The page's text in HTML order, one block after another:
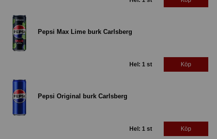
Pepsi Max Lime burk Carlsberg
Hel: 1 st Köp
Pepsi Original burk Carlsberg
Hel: 1 st Köp